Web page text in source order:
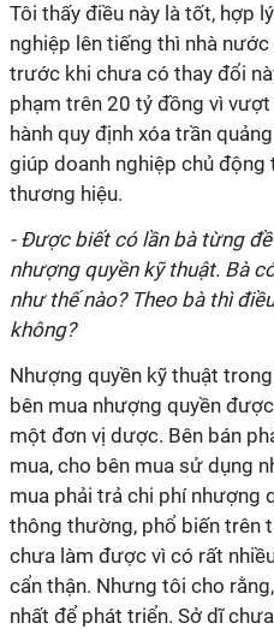
Tôi thấy điều này là tốt, hợp
nghiệp lên tiếng thì nhà
trước khi chưa có thay đổi
phạm trên 20 tỷ đồng vì
hành quy định xóa trần
giúp doanh nghiệp chủ
thương hiệu.
- Được biết có lần bà từng
nhượng quyền kỹ thuật. Bà
như thế nào? Theo bà thì
không?
Nhượng quyền kỹ thuật
bên mua nhượng quyền
một đơn vị dược. Bên bán
mua, cho bên mua sử dụng
mua phải trả chi phí nhượng
thông thường, phổ biến trên
chưa làm được vì có rất
cẩn thận. Nhưng tôi cho
nhất để phát triển. Sở dĩ